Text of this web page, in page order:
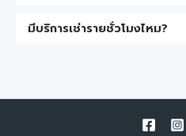
มีบริการเช่ารายชั่วโมงไหม?